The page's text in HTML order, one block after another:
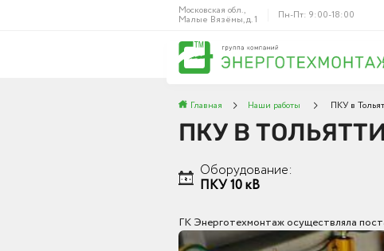
Московская обл.,
Малые Вязёмы, д. 1 Пн-Пт: 9:00-18:00
Главная Наши работы ПКУ в
ПКУ В ТОЛЬЯТТИ
Оборудование:
ПКУ 10 кВ
ГК Энерготехмонтаж осуществляла